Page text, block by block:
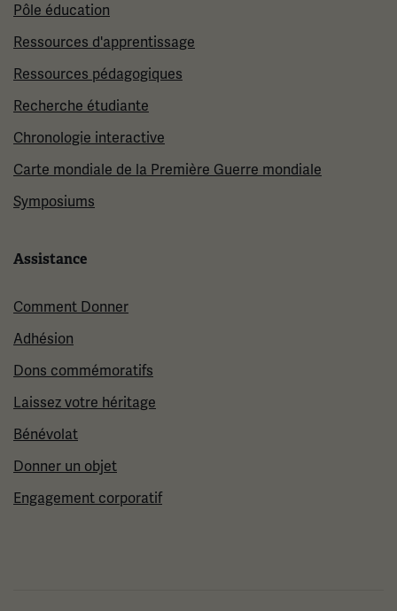
Pôle éducation
Ressources d'apprentissage
Ressources pédagogiques
Recherche étudiante
Chronologie interactive
Carte mondiale de la Première Guerre mondiale
Symposiums
Assistance
Comment Donner
Adhésion
Dons commémoratifs
Laissez votre héritage
Bénévolat
Donner un objet
Engagement corporatif